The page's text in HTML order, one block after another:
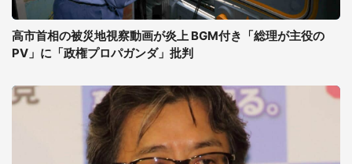
高市首相の被災地視察動画が炎上 BGM付き「総理が主役の
PV」に「政権プロパガンダ」批判